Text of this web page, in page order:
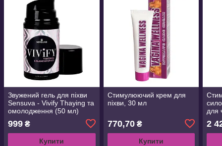
Звужений гель для піхви
Sensuva - Vivify Thaying та
омолодження (50 мл)
999 ₴
Купити
Стимулюючий крем для
піхви, 30 мл
770,70₴
Купити
для
2